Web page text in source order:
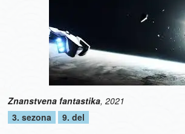
Seznam kanalov
Seznam Oddaj
Znanstvena fantastika,2021
3. sezona
9. del